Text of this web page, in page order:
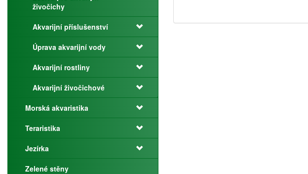
živočichy
Akvarijní příslušenství
Úprava akvarijní vody
Akvarijní rostliny
Akvarijní živočichové
Morská akvaristika
Teraristika
Jezírka
Zelené stěny